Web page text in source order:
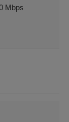
Mbps